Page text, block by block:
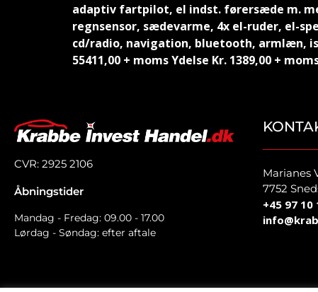
adaptiv fartpilot, el indst. førersæde m.
regnsensor, sædevarme, 4x el-ruder, el-
cd/radio, navigation, bluetooth, armlæn,
55411,00 + moms Ydelse Kr. 1389,00 +
CVR: 2925 2106
Åbningstider
Mandag - Fredag: 09.00 - 17.00
Lørdag - Søndag: efter aftale
Marianes
7752
+45 97 10